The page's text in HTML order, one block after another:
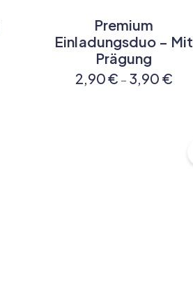
Premium
Einladungsduo – Mit
Prägung
2,90€ – 3,90 €